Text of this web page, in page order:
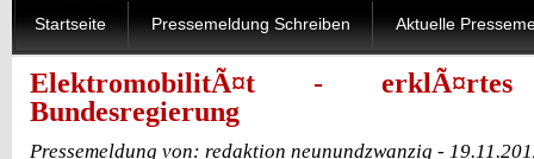
Startseite Pressemeldung Schreiben Aktuelle
ElektromobilitÃ¤t -
Bundesregierung
Pressemeldung von: redaktion neunundzwanzig -